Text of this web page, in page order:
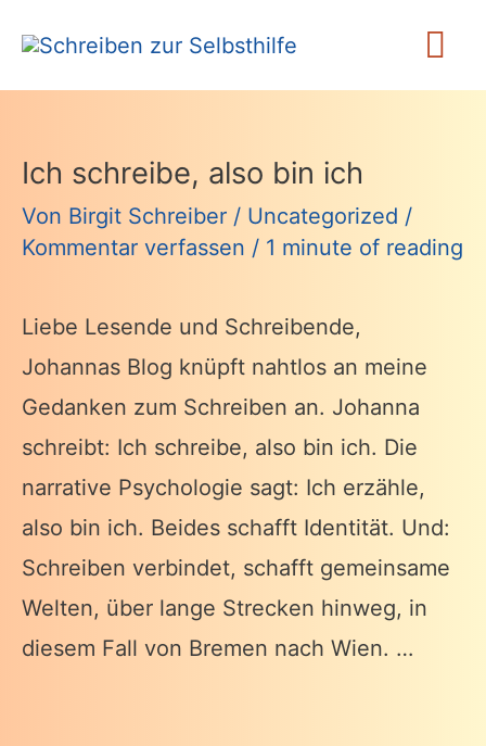
Inhalt
springen
Ich schreibe, also bin ich
Von Birgit Schreiber / Uncategorized /
Kommentar verfassen / 1 minute of reading
Liebe Lesende und Schreibende,
Johannas Blog knüpft nahtlos an meine
Gedanken zum Schreiben an. Johanna
schreibt: Ich schreibe, also bin ich. Die
narrative Psychologie sagt: Ich erzähle,
also bin ich. Beides schafft Identität. Und:
Schreiben verbindet, schafft gemeinsame
Welten, über lange Strecken hinweg, in
diesem Fall von Bremen nach Wien. …